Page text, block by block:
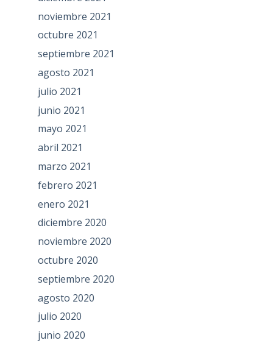
noviembre 2021
octubre 2021
septiembre 2021
agosto 2021
julio 2021
junio 2021
mayo 2021
abril 2021
marzo 2021
febrero 2021
enero 2021
diciembre 2020
noviembre 2020
octubre 2020
septiembre 2020
agosto 2020
julio 2020
junio 2020